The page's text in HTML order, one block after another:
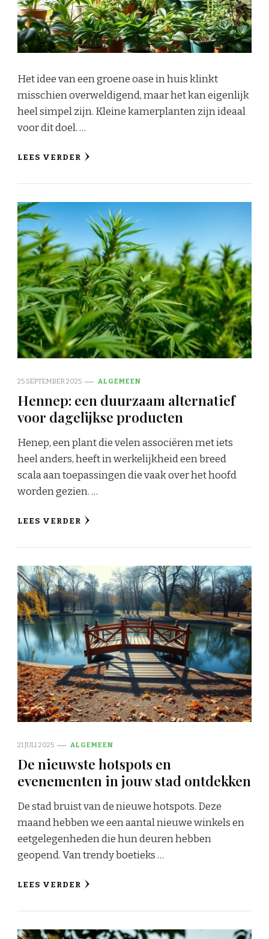
Het idee van een groene oase in huis klinkt
misschien overweldigend, maar het kan eigenlijk
heel simpel zijn. Kleine kamerplanten zijn ideaal
voor dit doel. …
LEES VERDER
25 SEPTEMBER 2025 ALGEMEEN
Hennep: een duurzaam alternatief
voor dagelijkse producten
Henep, een plant die velen associëren met iets
heel anders, heeft in werkelijkheid een breed
scala aan toepassingen die vaak over het hoofd
worden gezien. …
LEES VERDER
21 JULI 2025 ALGEMEEN
De nieuwste hotspots en
evenementen in jouw stad ontdekken
De stad bruist van de nieuwe hotspots. Deze
maand hebben we een aantal nieuwe winkels en
eetgelegenheden die hun deuren hebben
geopend. Van trendy boetieks …
LEES VERDER